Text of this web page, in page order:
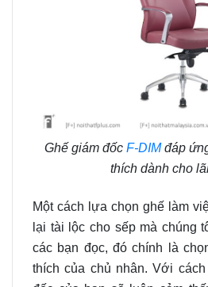
Ghế giám đốc F-DIMđáp
thích dành cho
Một cách lựa chọn ghế làm
lại tài lộc cho sếp mà chúng
các bạn đọc, đó chính là
thích của chủ nhân. Với